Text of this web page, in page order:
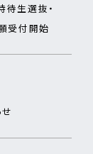
生選抜・
受付開始